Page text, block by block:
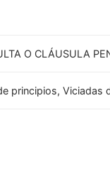
O CLÁUSULA
principios, Viciadas